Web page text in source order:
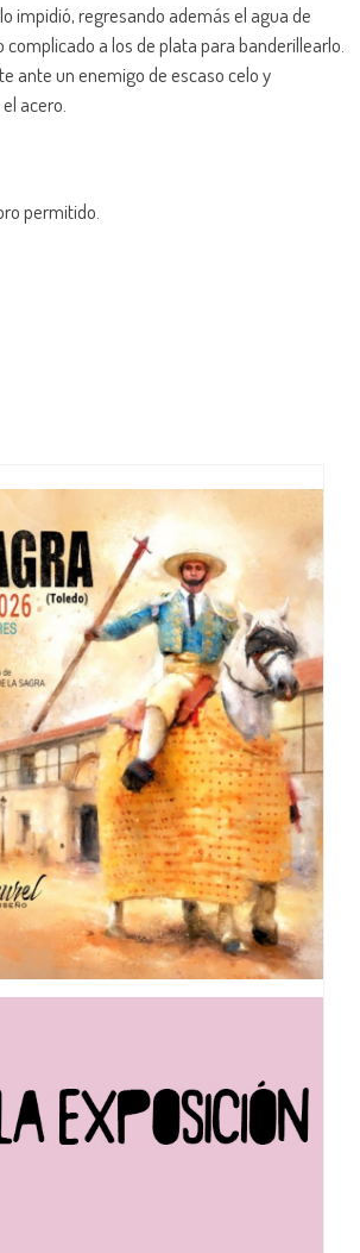
impidió, regresando además el agua de
a los de plata para banderillearlo.
ante un enemigo de escaso celo y
acero.
permitido.